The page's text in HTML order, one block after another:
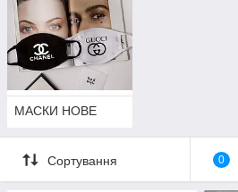
МАСКИ НОВЕ
Сортування 0